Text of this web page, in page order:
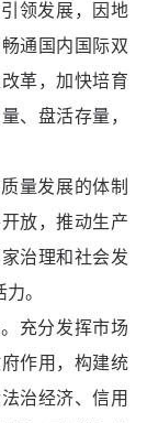
领发展，因地
通国内国际双
革，加快培育
、盘活存量，
发展的体制
放，推动生产
治理和社会发
。
充分发挥市场
作用，构建统
治经济、信用